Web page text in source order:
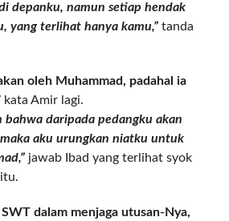
depanku, namun setiap hendak
yang terlihat hanya kamu,”tanda
oleh Muhammad, padahal ia
kata Amir lagi.
bahwa daripada pedangku akan
aku urungkan niatku untuk
jawab Ibad yang terlihat syok
dalam menjaga utusan-Nya,